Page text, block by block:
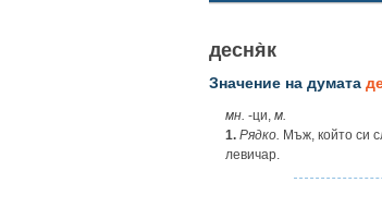
десня̀к
Значение на думата
мн. ‑ци, м.
1. Рядко. Мъж, който си
левичар.